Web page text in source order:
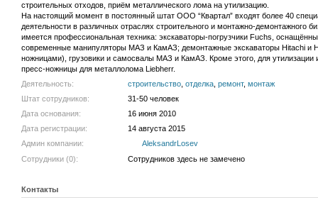
строительных отходов, приём металлического лома на утилизацию.
На настоящий момент в постоянный штат ООО “Квартал” входят более 40
деятельности в различных отраслях строительного и монтажно-демонтажного
имеется профессиональная техника: экскаваторы-погрузчики Fuchs,
современные манипуляторы МАЗ и КамАЗ; демонтажные экскаваторы Hitachi и
ножницами), грузовики и самосвалы МАЗ и КамАЗ. Кроме этого, для утилизации
пресс-ножницы для металлолома Liebherr.
Деятельность:
строительство отделка ремонт, монтаж
Штат сотрудников:
31-50 человек
Дата основания:
16 июня 2010
Дата регистрации:
14 августа 2015
Админ компании:
AleksandrLosev
Сотрудники (0):
Сотрудников здесь не замечено
Контакты